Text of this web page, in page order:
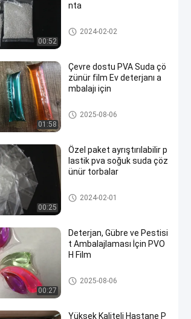
00:52
nta
PVA Suda Çözünür Çanta
2024-02-02
01:58
Çevre dostu PVA Suda çö
zünür film Ev deterjanı a
mbalajı için
PVA Suda Çözünür Çanta
2025-08-06
00:25
Özel paket ayrıştırılabilir p
lastik pva soğuk suda çöz
ünür torbalar
PVA Suda Çözünür Çanta
2024-02-01
00:27
Deterjan, Gübre ve Pestisi
t Ambalajlaması İçin PVO
H Film
PVA Suda Çözünür Çanta
2025-08-06
Yüksek Kaliteli Hastane P